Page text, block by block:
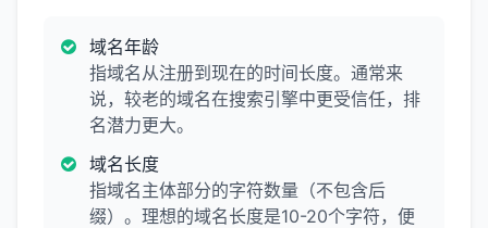
域名年龄
指域名从注册到现在的时间长度。通常来
说，较老的域名在搜索引擎中更受信任，排
名潜力更大。
域名长度
指域名主体部分的字符数量（不包含后
缀）。理想的域名长度是10-20个字符，便